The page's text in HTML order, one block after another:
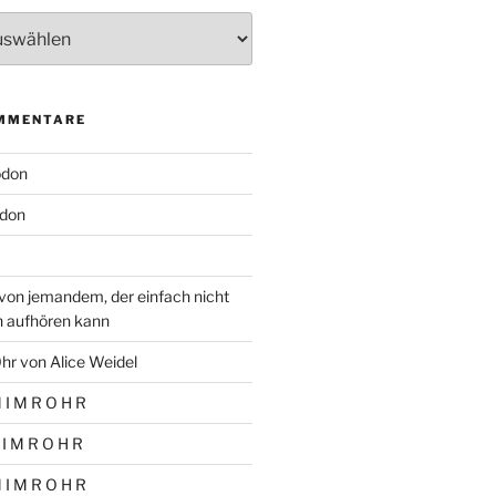
jemandem, der einfach nicht
aufhören kann
von Alice Weidel
I M R O H R
M R O H R
I M R O H R